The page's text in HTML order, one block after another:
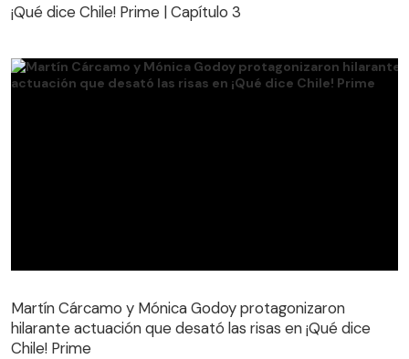
¡Qué dice Chile! Prime | Capítulo 3
hilarante actuación que desató las risas en ¡Qué dice
Chile! Prime
Martín Cárcamo y Mónica Godoy protagonizaron
hilarante actuación que desató las risas en ¡Qué dice
Chile! Prime